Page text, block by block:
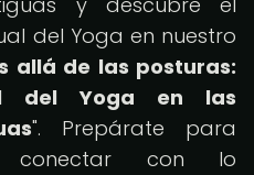
del Yoga en nuestro
allá de las posturas:
del Yoga en las
". Prepárate para
conectar con lo